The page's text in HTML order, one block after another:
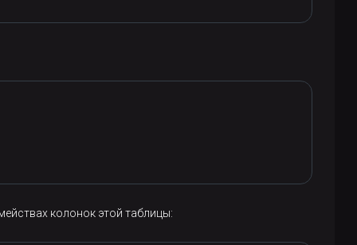
колонок этой таблицы: